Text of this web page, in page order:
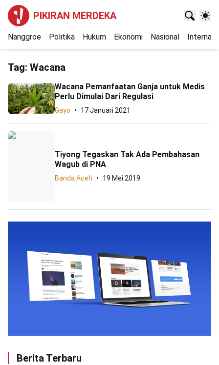
PIKIRAN MERDEKA
Nanggroe Politika Hukum Ekonomi Nasional
Tag: Wacana
Wacana Pemanfaatan Ganja untuk Medis
Perlu Dimulai Dari Regulasi
Gayo 17 Januari 2021
Tiyong Tegaskan Tak Ada Pembahasan
Wagub di PNA
Banda Aceh 19 Mei 2019
Berita Terbaru